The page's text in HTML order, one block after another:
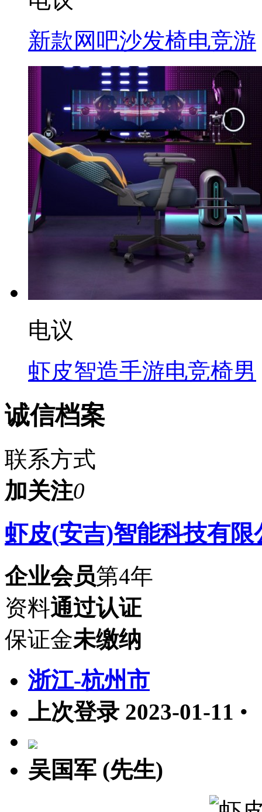
新款网吧沙发椅电竞游
电议
虾皮智造手游电竞椅男
诚信档案
联系方式
加关注0
虾皮(安吉)智能科技有限
企业会员第4年
资料通过认证
保证金未缴纳
浙江-杭州市
上次登录 2023-01-11 •
吴国军 (先生)